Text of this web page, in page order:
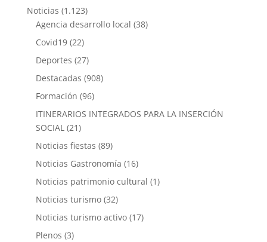
Noticias (1.123)
Agencia desarrollo local (38)
Covid19(22)
Deportes (27)
Destacadas (908)
Formación (96)
ITINERARIOS INTEGRADOS PARA LA INSERCIÓN
SOCIAL(21)
Noticias fiestas (89)
Noticias Gastronomía (16)
Noticias patrimonio cultural (1)
Noticias turismo(32)
Noticias turismo activo(17)
Plenos (3)